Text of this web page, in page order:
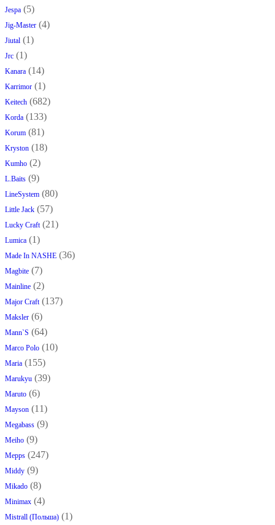
Jespa (5)
Jig-Master (4)
Jiutal (1)
Jrc (1)
Kanara (14)
Karrimor (1)
Keitech (682)
Korda (133)
Korum (81)
Kryston (18)
Kumho (2)
L.Baits (9)
LineSystem (80)
Little Jack (57)
Lucky Craft (21)
Lumica (1)
Made In NASHE (36)
Magbite (7)
Mainline (2)
Major Craft (137)
Maksler (6)
Mann`s (64)
Marco Polo (10)
Maria (155)
Marukyu (39)
Maruto (6)
Mayson (11)
Megabass (9)
Meiho (9)
Mepps (247)
Middy (9)
Mikado (8)
Minimax (4)
Mistrall (Польша) (1)